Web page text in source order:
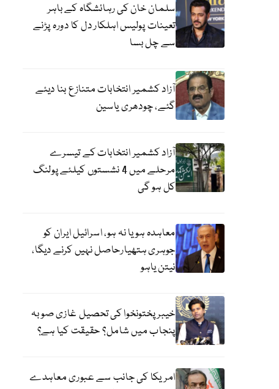
سلمان خان کی رہائشگاہ کے باہر
تعینات پولیس اہلکار دل کا دورہ پڑنے
سے چل بسا
آزاد کشمیر انتخابات متنازع بنا دیئے
گئے، چودھری یاسین
آزاد کشمیر انتخابات کے تیسرے
مرحلے میں 4 نشستوں کیلئے پولنگ
کل ہو گی
معاہدہ ہو یا نہ ہو، اسرائیل ایران کو
جوہری ہتھیارحاصل نہیں کرنے دیگا،
نیتن یاہو
خیبر پختونخوا کی تحصیل غازی صوبہ
پنجاب میں شامل؟ حقیقت کیا ہے؟
امریکا کی جانب سے عبوری معاہدے